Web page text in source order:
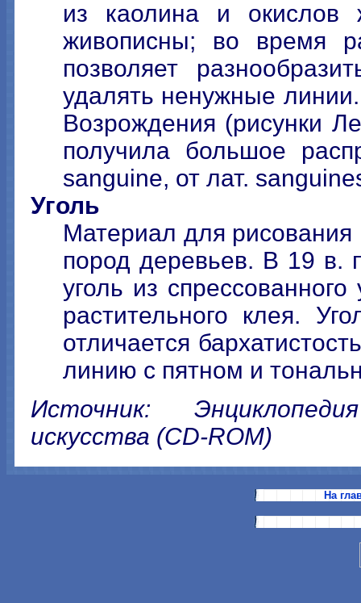
из каолина и окислов
живописны; во время
позволяет
удалять ненужные
Возрождения (рисунки
получила большое
sanguine, от лат.
Уголь
Материал для
пород деревьев. В 19 в.
уголь из
растительного клея.
отличается
линию с пятном и
Источник:
искусства (CD-ROM)
На